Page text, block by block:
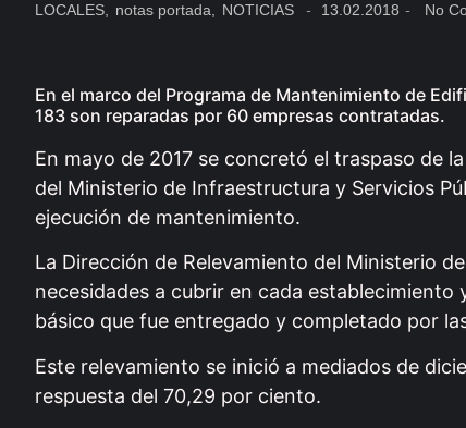
LOCALES notas portada NOTICIAS - 13.02.2018 - No
En el marco del Programa de Mantenimiento de
183 son reparadas por 60 empresas contratadas.
En mayo de 2017 se concretó el traspaso de
del Ministerio de Infraestructura y Servicios
ejecución de mantenimiento.
La Dirección de Relevamiento del Ministerio
necesidades a cubrir en cada
básico que fue entregado y completado por
Este relevamiento se inició a mediados de
respuesta del 70,29 por ciento.